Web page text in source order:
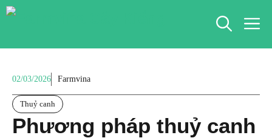
Chuyển
02/03/2026 Farmvina
Thuỷ canh
Phương pháp thuỷ canh